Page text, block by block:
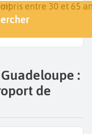
entre 30 et 65
:
de